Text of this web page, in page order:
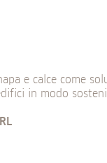
e calce come
in modo